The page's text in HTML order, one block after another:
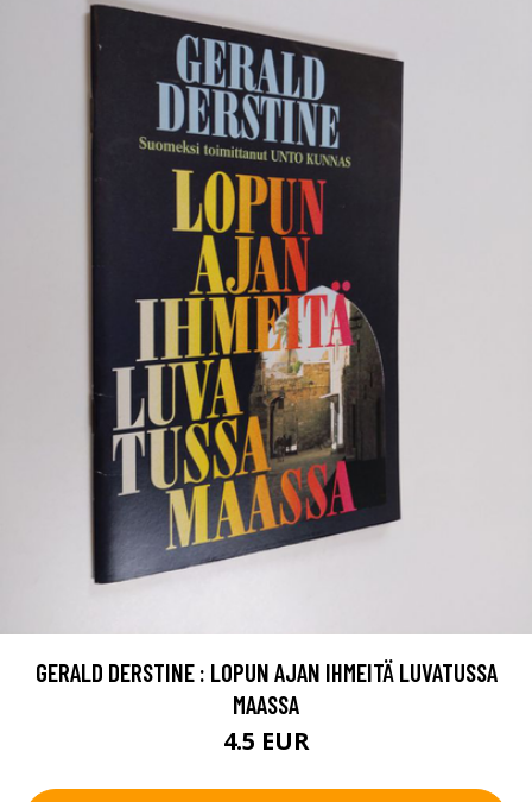
GERALD DERSTINE : LOPUN AJAN IHMEITÄ LUVATUSSA
MAASSA
4.5 EUR